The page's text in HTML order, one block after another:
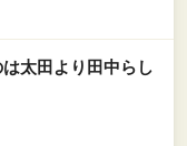
太田より田中らし